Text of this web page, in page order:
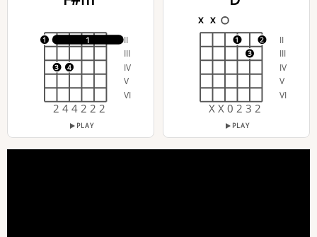
II
III
IV
V
VI
1
1
3 4
2 4 4 2 2 2
PLAY
x x
II
III
IV
V
VI
1
3
2
X X 0 2 3 2
PLAY